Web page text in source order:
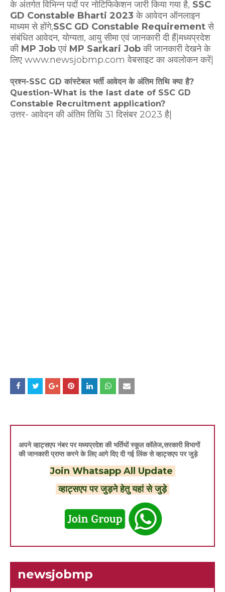
के अंतर्गत विभिन्न पदों परनोटिफिकेशन जारी किया गया है, SSC
GD Constable Bharti 2023 के आवेदन ऑनलाइन
माध्यम से होंगे,SSC GD Constable Requirementसे
संबंधित आवेदन, योग्यता, आयु सीमा एवं जानकारी दी हैं|मध्यप्रदेश
की MP Jobएवं MP Sarkari Jobकी जानकारी देखने के
लिए www.newsjobmp.com वेबसाइट का अवलोकन करें|
प्रश्न-SSC GD कांस्टेबल भर्ती आवेदन के अंतिम तिथि क्या है?
Question-What is the last date of SSC GD
Constable Recruitment application?
उत्तर- आवेदन की अंतिम तिथि 31 दिसंबर 2023 है|
अपने व्हाट्सएप नंबर पर मध्यप्रदेश की भर्तियों स्कूल कॉलेज,सरकारी विभागों
की जानकारी प्राप्त करने के लिए आगे दिए दी गई लिंक से व्हाट्सएप पर जुड़े
Join Whatsapp All Update
व्हाट्सएप पर जुड़ने हेतु यहां से जुड़े
newsjobmp